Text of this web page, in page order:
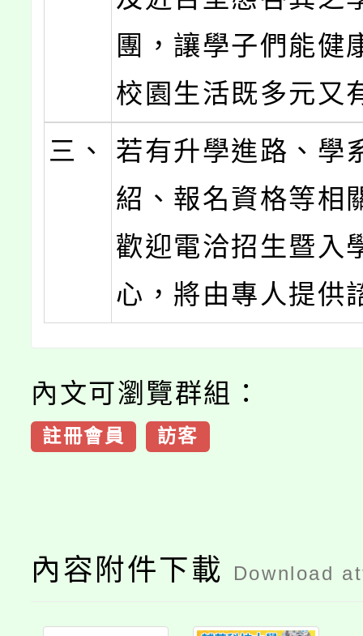
團，讓學子們能健
校園生活既多元又
三、
若有升學進路、學
紹、報名資格等相
歡迎電洽招生暨入
心，將由專人提供
內文可瀏覽群組：
註冊會員 訪客
內容附件下載 Download